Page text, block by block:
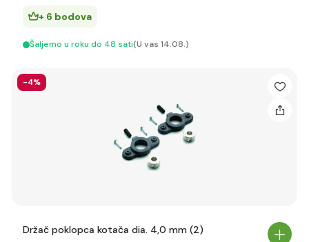
+ 6 bodova
Šaljemo u roku do 48 sati(U vas 14.08.)
-4%
Držač poklopca kotača dia. 4,0 mm (2)